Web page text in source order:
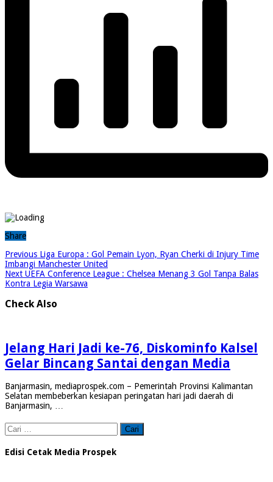
Share
Previous Liga Europa : Gol Pemain Lyon, Ryan Cherki di Injury Time
Imbangi Manchester United
Next UEFA Conference League : Chelsea Menang 3 Gol Tanpa Balas
Kontra Legia Warsawa
Check Also
Jelang Hari Jadi ke-76, Diskominfo Kalsel
Gelar Bincang Santai dengan Media
Banjarmasin, mediaprospek.com – Pemerintah Provinsi Kalimantan
Selatan membeberkan kesiapan peringatan hari jadi daerah di
Banjarmasin, …
Cari
untuk:
Edisi Cetak Media Prospek